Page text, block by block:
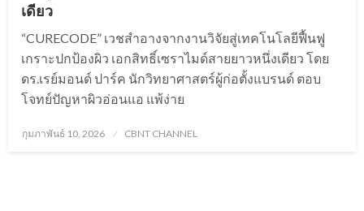
เดียว
“CURECODE” เวชสำอางจากงานวิจัยสู่เทคโนโลยีฟื้นฟู
เกราะปกป้องผิว เอกสิทธิ์เซราไมด์สายยาวหนึ่งเดียว โดย
ดร.เรย์มอนด์ ปาร์ค นักวิทยาศาสตร์ผู้ก่อตั้งแบรนด์ ตอบ
โจทย์ปัญหาผิวอ่อนแอ แพ้ง่าย
Posted
กุมภาพันธ์ 10, 2026 CBNT CHANNEL